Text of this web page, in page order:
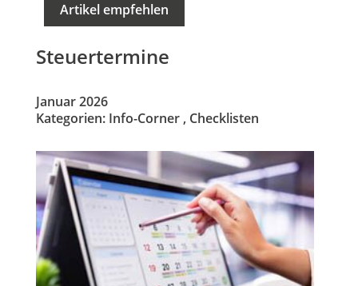
Artikel empfehlen
Steuertermine
Januar 2026
Kategorien: Info-Corner, Checklisten